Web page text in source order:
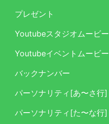
プレゼント
Youtubeスタジオムービー
Youtubeイベントムービー
バックナンバー
パーソナリティ[あ〜さ行]
パーソナリティ[た〜な行]